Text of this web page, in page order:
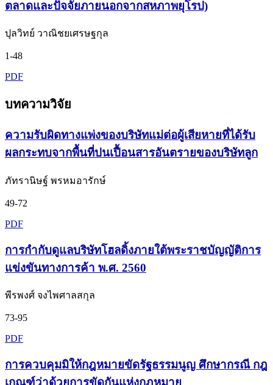
ตลาดและปัจจัยภายนอกจากสหภาพยุโรป)
ปุลวิทย์ วาณิชยเศรษฐกุล
1-48
PDF
บทความวิจัย
ความรับผิดทางแพ่งของบริษัทแม่ต่อผู้เสียหายที่ได้รับ
ผลกระทบจากพื้นที่ปนเปื้อนสารอันตรายของบริษัทลูก
ภัทรานิษฐ์ พรหมอารักษ์
49-72
PDF
การกำกับดูแลบริษัทโฮลดิ้งภายใต้พระราชบัญญัติการ
แข่งขันทางการค้า พ.ศ. 2560
พีรพงศ์ จงไพศาลสกุล
73-95
PDF
การควบคุมมิให้กฎหมายขัดรัฐธรรมนูญ ศึกษากรณี กฎ
เกณฑ์ว่าด้วยการขัดกันแห่งกฎหมาย